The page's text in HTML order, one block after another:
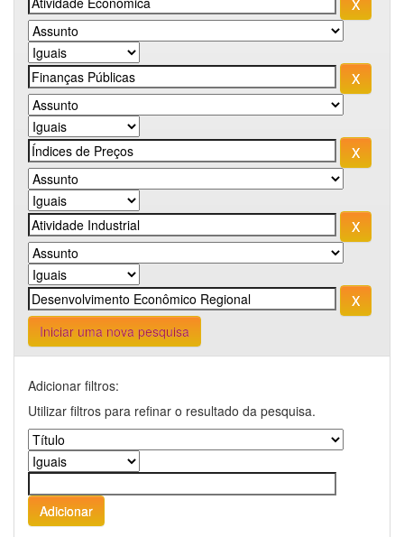
Iniciar uma nova pesquisa
Adicionar filtros:
Utilizar filtros para refinar o resultado da pesquisa.